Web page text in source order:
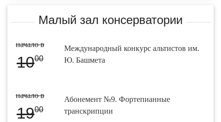
Малый зал консерватории
начало в
1000
Международный конкурс альтистов им.
Ю. Башмета
начало в
1900
Абонемент №9. Фортепианные
транскрипции